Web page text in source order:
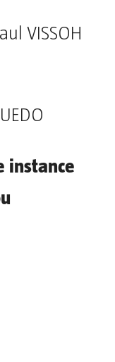
VISSOH
instance